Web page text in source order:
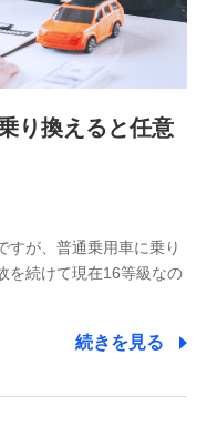
会社
社
式会社
、当社と取引のあるも
り換えると任意
すが、普通乗用車に乗り
を続けて現在16等級なの
続きを見る